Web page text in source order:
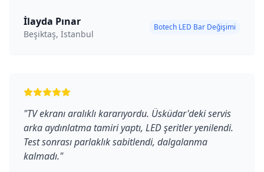
İlayda Pınar
Beşiktaş, İstanbul
Botech LED Bar Değişimi
"TV ekranı aralıklı kararıyordu. Üsküdar'deki servis
arka aydınlatma tamiri yaptı, LED şeritler yenilendi.
Test sonrası parlaklık sabitlendi, dalgalanma
kalmadı."